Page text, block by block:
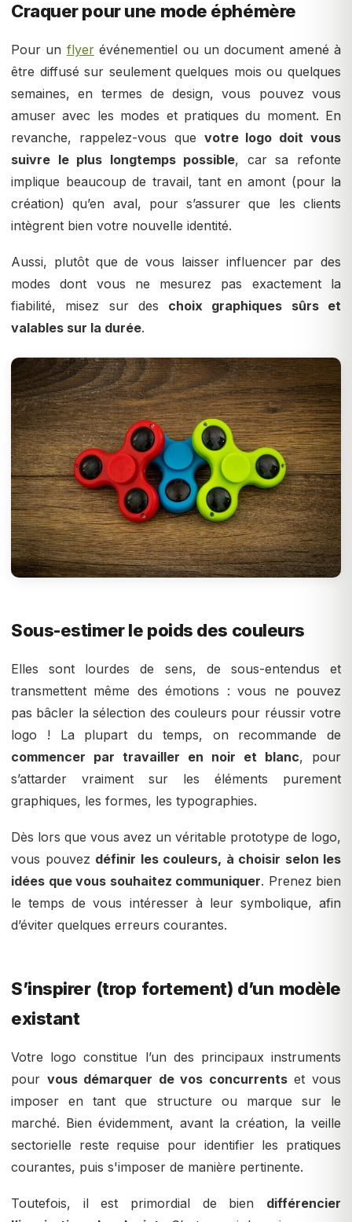
Craquer pour une mode éphémère
Pour un flyerévénementiel ou un document amené à
être diffusé sur seulement quelques mois ou quelques
semaines, en termes de design, vous pouvez vous
amuser avec les modes et pratiques du moment. En
revanche, rappelez-vous que votre logo doit vous
suivre le plus longtemps possible, car sa refonte
implique beaucoup de travail, tant en amont (pour la
création) qu’en aval, pour s’assurer que les clients
intègrent bien votre nouvelle identité.
Aussi, plutôt que de vous laisser influencer par des
modes dont vous ne mesurez pas exactement la
fiabilité, misez sur des choix graphiques sûrs et
valables sur la durée.
Sous-estimer le poids des couleurs
Elles sont lourdes de sens, de sous-entendus et
transmettent même des émotions : vous ne pouvez
pas bâcler la sélection des couleurs pour réussir votre
logo ! La plupart du temps, on recommande de
commencer par travailler en noir et blanc, pour
s’attarder vraiment sur les éléments purement
graphiques, les formes, les typographies.
Dès lors que vous avez un véritable prototype de logo,
vous pouvez définir les couleurs, à choisir selon les
idées que vous souhaitez communiquer. Prenez bien
le temps de vous intéresser à leur symbolique, afin
d’éviter quelques erreurs courantes.
S’inspirer (trop fortement) d’un modèle
existant
Votre logo constitue l’un des principaux instruments
pour vous démarquer de vos concurrentset vous
imposer en tant que structure ou marque sur le
marché. Bien évidemment, avant la création, la veille
sectorielle reste requise pour identifier les pratiques
courantes, puis s'imposer de manière pertinente.
Toutefois, il est primordial de bien différencier